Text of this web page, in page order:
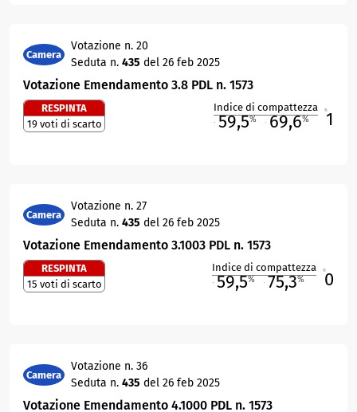
Camera
Votazione n. 20
Seduta n. 435 del 26 feb 2025
Votazione Emendamento 3.8 PDL n. 1573
RESPINTA
19 voti di scarto
Indice di compattezza
59,5% 69,6% 1
Camera
Votazione n. 27
Seduta n. 435 del 26 feb 2025
Votazione Emendamento 3.1003 PDL n. 1573
RESPINTA
15 voti di scarto
Indice di compattezza
59,5% 75,3% 0
Camera
Votazione n. 36
Seduta n. 435 del 26 feb 2025
Votazione Emendamento 4.1000 PDL n. 1573